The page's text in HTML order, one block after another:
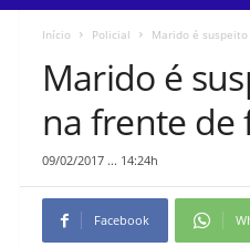
Início Policial Marido é
Marido é
na frente de
09/02/2017 ... 14:24h
Facebook